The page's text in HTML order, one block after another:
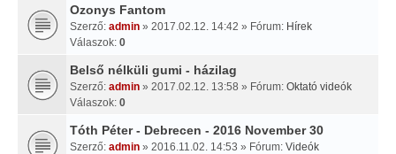
Ozonys Fantom
Szerző: admin » 2017.02.12. 14:42 » Fórum: Hírek
Válaszok: 0
Belső nélküli gumi - házilag
Szerző: admin » 2017.02.12. 13:58 » Fórum: Oktató videók
Válaszok: 0
Tóth Péter - Debrecen - 2016 November 30
Szerző: admin » 2016.11.02. 14:53 » Fórum: Videók